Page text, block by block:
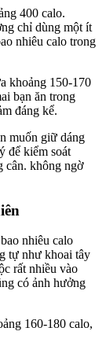
400 calo.
chỉ dùng một ít
nhiêu calo trong
khoảng 150-170
bạn ăn trong
đáng kể.
muốn giữ dáng
để kiểm soát
cân. không ngờ
nhiêu calo
tự như khoai tây
rất nhiều vào
có ảnh hưởng
160-180 calo,